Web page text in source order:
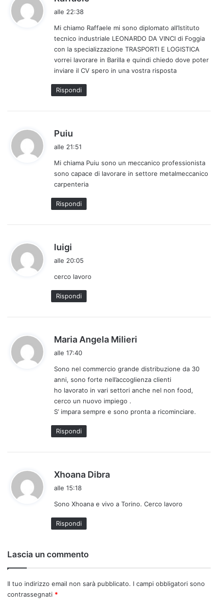
e
t
t
o
alle 22:38
Mi chiamo Raffaele mi sono diplomato all’Istituto
tecnico industriale LEONARDO DA VINCI di Foggia
con la specializzazione TRASPORTI E LOGISTICA
vorrei lavorare in Barilla e quindi chiedo dove poter
inviare il CV spero in una vostra risposta
Rispondi
Puiu
a
e
t
t
o
:
alle 21:51
Mi chiama Puiu sono un meccanico professionista
sono capace di lavorare in settore metalmeccanico
carpenteria
Rispondi
luigi
a
e
t
t
alle 20:05
cerco lavoro
Rispondi
Maria Angela Milieri
e
t
t
:
alle 17:40
Sono nel commercio grande distribuzione da 30
anni, sono forte nell’accoglienza clienti
ho lavorato in vari settori anche nel non food,
cerco un nuovo impiego .
S’ impara sempre e sono pronta a ricominciare.
Rispondi
Xhoana Dibra
e
alle 15:18
Sono Xhoana e vivo a Torino. Cerco lavoro
Rispondi
Lascia un commento
Il tuo indirizzo email non sarà pubblicato. I campi obbligatori sono
contrassegnati *